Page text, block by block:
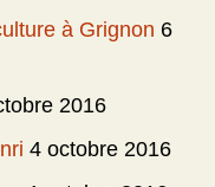
à Grignon 6
2016
4 octobre 2016